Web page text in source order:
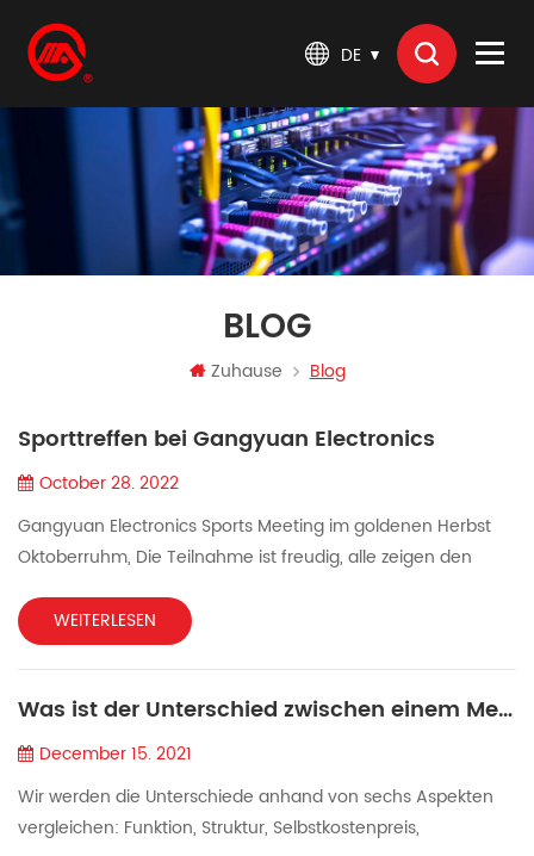
DE
BLOG
Zuhause Blog
Sporttreffen bei Gangyuan Electronics
October 28. 2022
Gangyuan Electronics Sports Meeting im goldenen Herbst
Oktoberruhm, Die Teilnahme ist freudig, alle zeigen den
sowohl die Schalterqualität als auch unser Service. Zu den
interessanten Sportarten gehören Tauziehen,
Stäbchen, Seilsprungwettbewerb usw. Im Folgenden nun ein
Ausblick auf un...
WEITERLESEN
Was ist der Unterschied zwischen einem Membranschalter und einem Tastschalter?
December 15. 2021
Wir werden die Unterschiede anhand von sechs Aspekten
vergleichen: Funktion, Struktur, Selbstkostenpreis,